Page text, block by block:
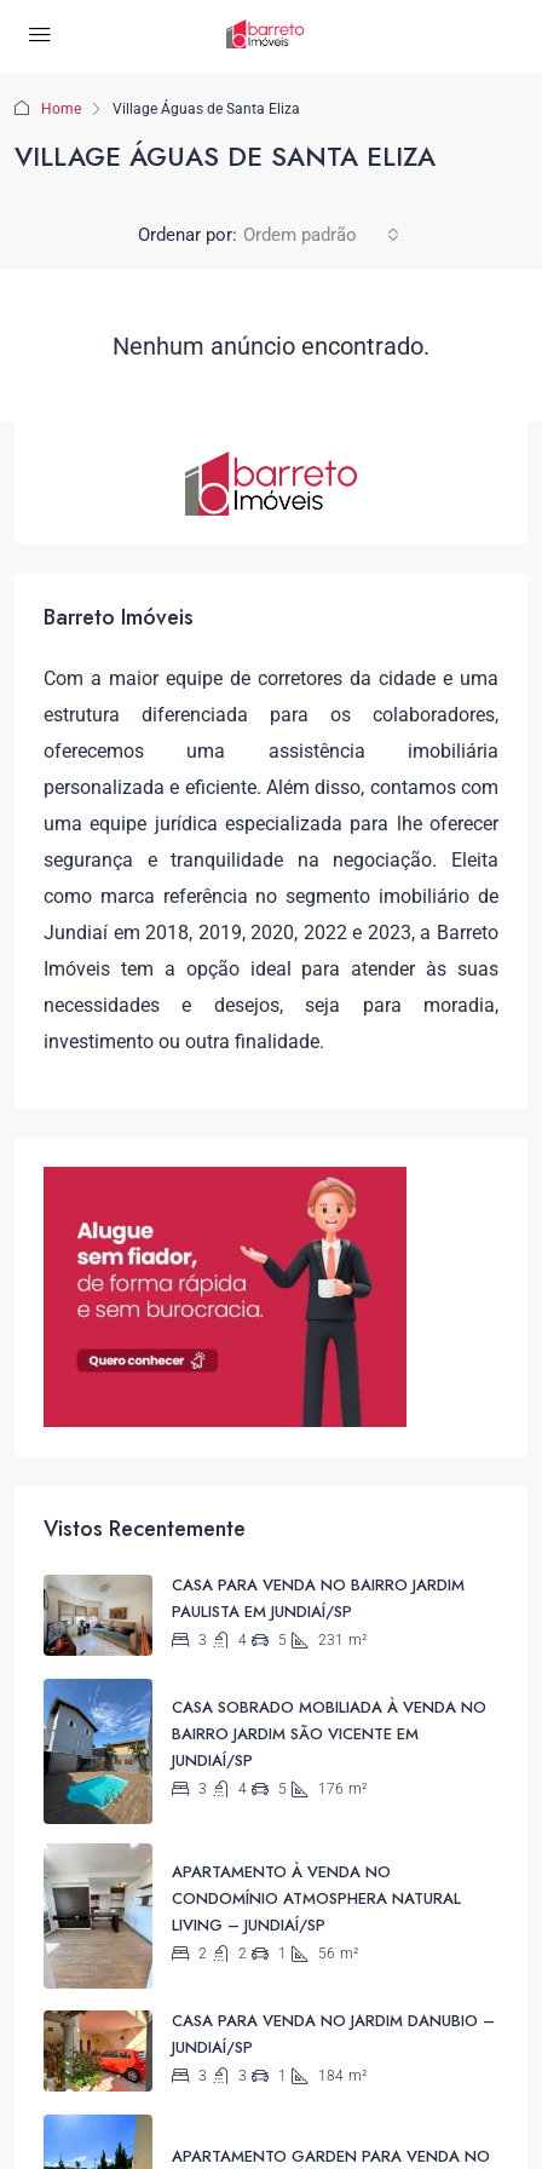
Home Village Águas de Santa Eliza
VILLAGE ÁGUAS DE SANTA ELIZA
Ordenar por: Ordem padrão
Nenhum anúncio encontrado.
Barreto Imóveis
Com a maior equipe de corretores da cidade e uma
estrutura diferenciada para os colaboradores,
oferecemos uma assistência imobiliária
personalizada e eficiente. Além disso, contamos com
uma equipe jurídica especializada para lhe oferecer
segurança e tranquilidade na negociação. Eleita
como marca referência no segmento imobiliário de
Jundiaí em 2018, 2019, 2020, 2022 e 2023, a Barreto
Imóveis tem a opção ideal para atender às suas
necessidades e desejos, seja para moradia,
investimento ou outra finalidade.
Vistos Recentemente
CASA PARA VENDA NO BAIRRO JARDIM
PAULISTA EM JUNDIAÍ/SP
3 4 5 231 m²
CASA SOBRADO MOBILIADA À VENDA NO
BAIRRO JARDIM SÃO VICENTE EM
JUNDIAÍ/SP
3 4 5 176 m²
APARTAMENTO À VENDA NO
CONDOMÍNIO ATMOSPHERA NATURAL
LIVING – JUNDIAÍ/SP
2 2 1 56 m²
CASA PARA VENDA NO JARDIM DANUBIO –
JUNDIAÍ/SP
3 3 1 184 m²
APARTAMENTO GARDEN PARA VENDA NO